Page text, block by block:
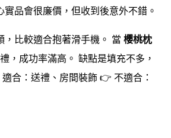
品會很廉價，但收到後意外不錯。
，比較適合抱著滑手機。 當 櫻桃枕
，成功率滿高。 缺點是填充不多，
合：送禮、房間裝飾 👉 不適合：